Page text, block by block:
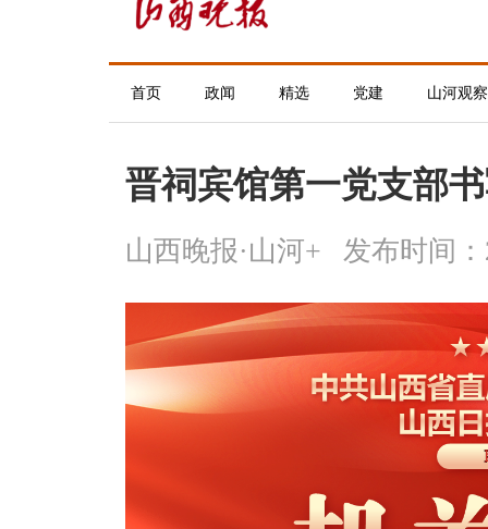
首页 政闻 精选 党建 山河观察
晋祠宾馆第一党支部
山西晚报·山河+ 发布时间：